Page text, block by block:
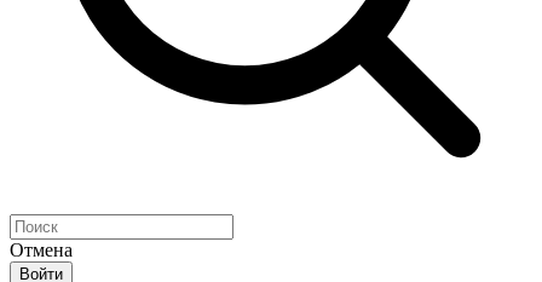
Отмена
Войти